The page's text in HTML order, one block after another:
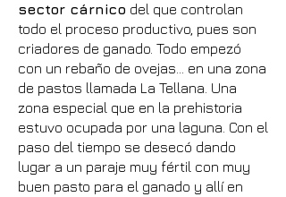
sector cárnico del que controlan
todo el proceso productivo, pues son
criadores de ganado. Todo empezó
con un rebaño de ovejas… en una zona
de pastos llamada La Tellana. Una
zona especial que en la prehistoria
estuvo ocupada por una laguna. Con el
paso del tiempo se desecó dando
lugar a un paraje muy fértil con muy
buen pasto para el ganado y allí en